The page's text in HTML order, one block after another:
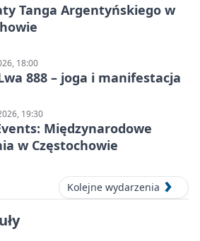
Tanga Argentyńskiego w
18:00
888 – joga i manifestacja
19:30
Międzynarodowe
w Częstochowie
Kolejne wydarzenia